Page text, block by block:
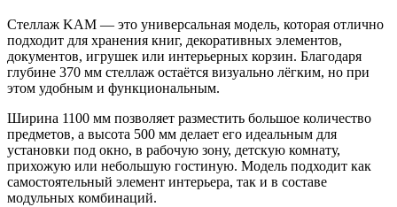
Стеллаж KAM — это универсальная модель, которая отлично
подходит для хранения книг, декоративных элементов,
документов, игрушек или интерьерных корзин. Благодаря
глубине 370 мм стеллаж остаётся визуально лёгким, но при
этом удобным и функциональным.
Ширина 1100 мм позволяет разместить большое количество
предметов, а высота 500 мм делает его идеальным для
установки под окно, в рабочую зону, детскую комнату,
прихожую или небольшую гостиную. Модель подходит как
самостоятельный элемент интерьера, так и в составе
модульных комбинаций.